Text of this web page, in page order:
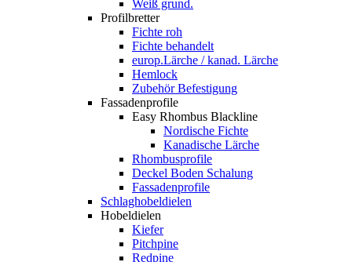
Weiß grund.
Profilbretter
Fichte roh
Fichte behandelt
europ.Lärche / kanad. Lärche
Hemlock
Zubehör Befestigung
Fassadenprofile
Easy Rhombus Blackline
Nordische Fichte
Kanadische Lärche
Rhombusprofile
Deckel Boden Schalung
Fassadenprofile
Schlaghobeldielen
Hobeldielen
Kiefer
Pitchpine
Redpine